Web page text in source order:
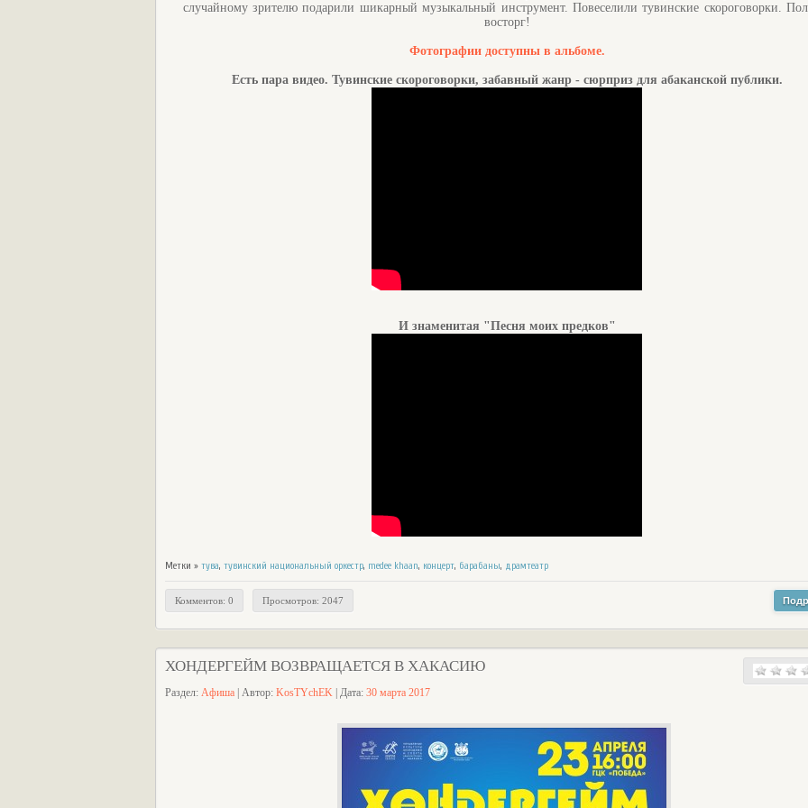
случайному зрителю подарили шикарный музыкальный инструмент. Повеселили тувинские скороговорки.
восторг!
Фотографии доступны в альбоме.
Есть пара видео. Тувинские скороговорки, забавный жанр - сюрприз для абаканской публики.
И знаменитая "Песня моих предков"
Метки » тува, тувинский национальный оркестр, medee khaan, концерт, барабаны, драмтеатр
Комментов: 0 Просмотров: 2047
ХОНДЕРГЕЙМ ВОЗВРАЩАЕТСЯ В ХАКАСИЮ
Раздел: Афиша | Автор: KosTYchEK | Дата: 30 марта 2017